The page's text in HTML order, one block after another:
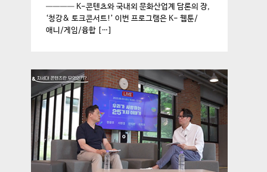
———— K-콘텐츠와 국내외 문화산업계 담론의 장,
‘청강& 토크콘서트!’ 이번 프로그램은 K- 웹툰/
애니/게임/융합 […]